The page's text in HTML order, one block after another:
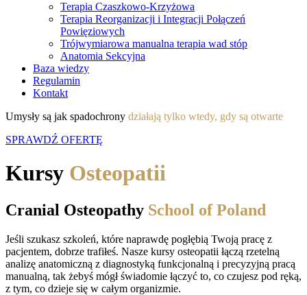
Terapia Czaszkowo-Krzyżowa
Terapia Reorganizacji i Integracji Połączeń
Powięziowych
Trójwymiarowa manualna terapia wad stóp
Anatomia Sekcyjna
Baza wiedzy
Regulamin
Kontakt
Umysły są jak spadochrony działają tylko wtedy, gdy są otwarte
SPRAWDŹ OFERTĘ
Kursy Osteopatii
Cranial Osteopathy School of Poland
Jeśli szukasz szkoleń, które naprawdę pogłębią Twoją pracę z
pacjentem, dobrze trafiłeś. Nasze kursy osteopatii łączą rzetelną
analizę anatomiczną z diagnostyką funkcjonalną i precyzyjną pracą
manualną, tak żebyś mógł świadomie łączyć to, co czujesz pod ręką,
z tym, co dzieje się w całym organizmie.